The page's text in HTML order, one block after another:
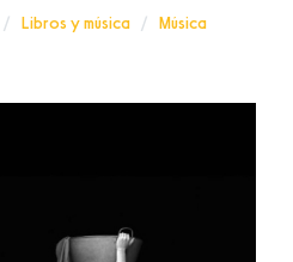
Libros y música
Música